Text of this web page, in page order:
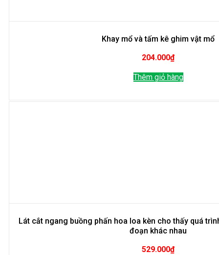
Khay mổ và tấm kê ghim vật mổ
204.000₫
Thêm giỏ hàng
Lát cắt ngang buồng phấn hoa loa kèn cho thấy quá
đoạn khác nhau
529.000₫